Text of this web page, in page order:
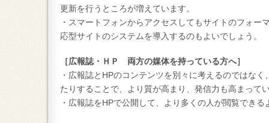
更新を行うところが増えています。
・スマートフォンからアクセスしてもサイトのフォー
応型サイトのシステムを導入するのもよいでしょう。
［広報誌・ＨＰ 両方の媒体を持っている方へ］
・広報誌とHPのコンテンツを別々に考えるのではな
たりすることで、より質が高まり、発信力も高まって
・広報誌をHPで公開して、より多くの人が閲覧でき